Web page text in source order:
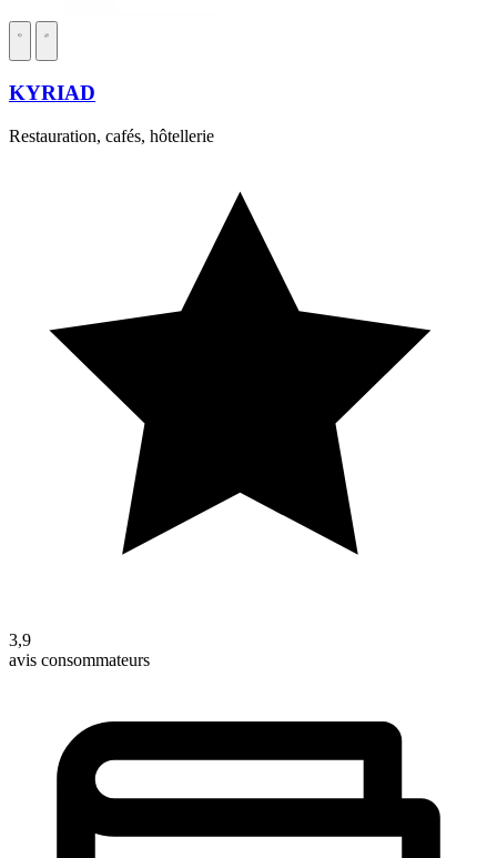
KYRIAD
Restauration, cafés, hôtellerie
3,9
avis consommateurs